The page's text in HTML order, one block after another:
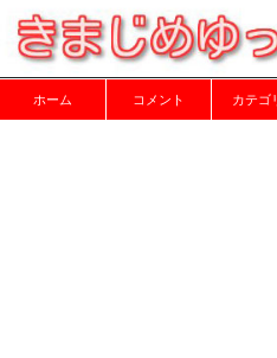
ホーム コメント カテゴ